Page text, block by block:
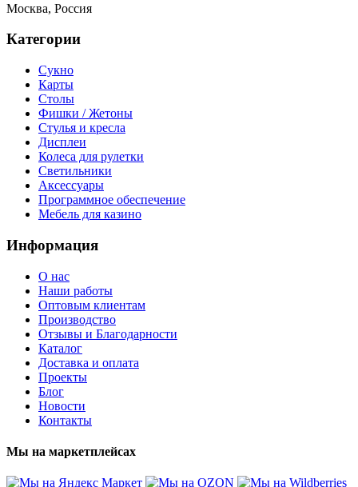
Москва, Россия
Категории
Сукно
Карты
Столы
Фишки / Жетоны
Стулья и кресла
Дисплеи
Колеса для рулетки
Светильники
Аксессуары
Программное обеспечение
Мебель для казино
Информация
О нас
Наши работы
Оптовым клиентам
Производство
Отзывы и Благодарности
Каталог
Доставка и оплата
Проекты
Блог
Новости
Контакты
Мы на маркетплейсах